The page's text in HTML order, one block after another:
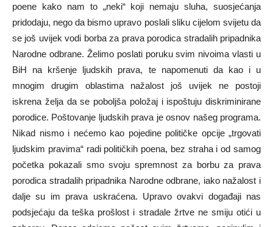
poene kako nam to „neki“ koji nemaju sluha, suosjećanja
pridodaju, nego da bismo upravo poslali sliku cijelom svijetu da
se još uvijek vodi borba za prava porodica stradalih pripadnika
Narodne odbrane. Želimo poslati poruku svim nivoima vlasti u
BiH na kršenje ljudskih prava, te napomenuti da kao i u
mnogim drugim oblastima nažalost još uvijek ne postoji
iskrena želja da se poboljša položaj i ispoštuju diskriminirane
porodice. Poštovanje ljudskih prava je osnov našeg programa.
Nikad nismo i nećemo kao pojedine političke opcije „trgovati
ljudskim pravima“ radi političkih poena, bez straha i od samog
početka pokazali smo svoju spremnost za borbu za prava
porodica stradalih pripadnika Narodne odbrane, iako nažalost i
dalje su im prava uskraćena. Upravo ovakvi događaji nas
podsjećaju da teška prošlost i stradale žrtve ne smiju otići u